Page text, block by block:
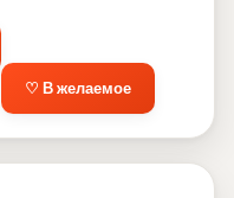
♡ В желаемое